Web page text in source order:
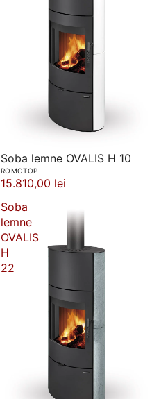
Soba lemne OVALIS H 10
ROMOTOP
15.810,00 lei
Soba
lemne
OVALIS
H
22